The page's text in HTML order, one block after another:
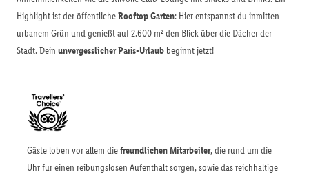
Highlight ist der öffentlicheRooftop Garten: Hier entspannst du inmitten
urbanem Grün und genießt auf 2.600 m² den Blick über die Dächer der
Stadt. Dein unvergesslicher Paris-Urlaub beginnt jetzt!
Gäste loben vor allem diefreundlichen Mitarbeiter, die rund um die
Uhr für einen reibungslosen Aufenthalt sorgen, sowie das reichhaltige